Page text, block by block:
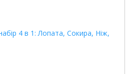
4 в 1: Лопата, Сокира, Ніж,